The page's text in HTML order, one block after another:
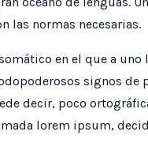
las normas necesarias.
en el que a uno
signos de
decir, poco
lorem ipsum,